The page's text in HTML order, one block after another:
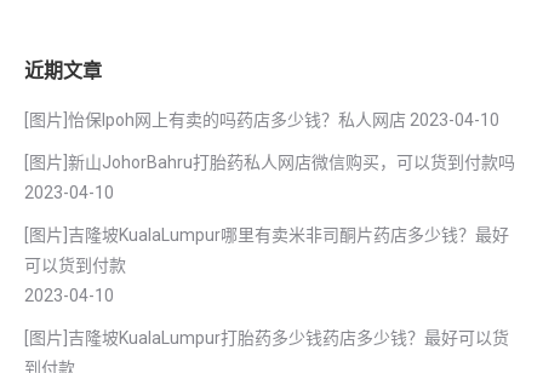
近期文章
[图片]怡保lpoh网上有卖的吗药店多少钱？私人网店 2023-04-10
[图片]新山JohorBahru打胎药私人网店微信购买，可以货到付款吗
2023-04-10
[图片]吉隆坡KualaLumpur哪里有卖米非司酮片药店多少钱？最好
可以货到付款
2023-04-10
[图片]吉隆坡KualaLumpur打胎药多少钱药店多少钱？最好可以货
到付款